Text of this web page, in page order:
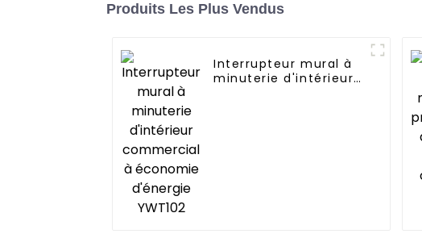
Produits Les Plus Vendus
Interrupteur mural à
minuterie d'intérieur